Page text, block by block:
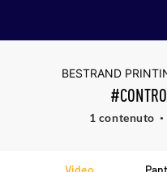
BESTRAND
1 contenuto